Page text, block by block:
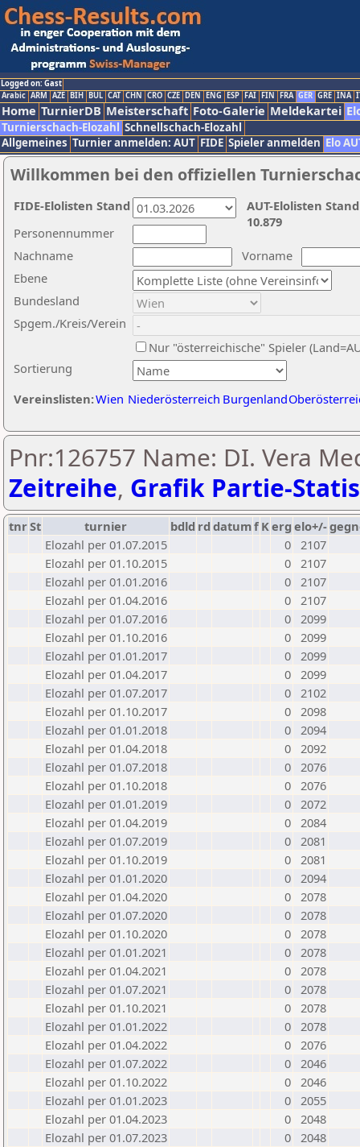
Logged on: Gast
Arabic ARM AZE BIH BUL CAT CHN CRO CZE DEN ENG ESP FAI FIN FRA GER GRE INA
Home TurnierDB Meisterschaft Foto-Galerie Meldekartei
Turnierschach-Elozahl Schnellschach-Elozahl
Allgemeines Turnier anmelden: AUT FIDE Spieler anmelden Elo
Willkommen bei den offiziellen
Nachname
Vorname
Ebene
Sortierung
Personennummer
Bundesland
Spgem./Kreis/Verein
Nur "österreichische" Spieler
Vereinslisten:Wien Niederösterreich Burgenland
AUT-Elolisten
10.879
FIDE-Elolisten Stand
Pnr:126757 Name: DI. Vera
Zeitreihe, Grafik Partie-
tnrSt turnier bdld rd datumf Kerg elo+/-
Elozahl per 01.07.2015
0 2107
Elozahl per 01.10.2015
0 2107
Elozahl per 01.01.2016
0 2107
Elozahl per 01.04.2016
0 2107
Elozahl per 01.07.2016
0 2099
Elozahl per 01.10.2016
0 2099
Elozahl per 01.01.2017
0 2099
Elozahl per 01.04.2017
0 2099
Elozahl per 01.07.2017
0 2102
Elozahl per 01.10.2017
0 2098
Elozahl per 01.01.2018
0 2094
Elozahl per 01.04.2018
0 2092
Elozahl per 01.07.2018
0 2076
Elozahl per 01.10.2018
0 2076
Elozahl per 01.01.2019
0 2072
Elozahl per 01.04.2019
0 2084
Elozahl per 01.07.2019
0 2081
Elozahl per 01.10.2019
0 2081
Elozahl per 01.01.2020
0 2094
Elozahl per 01.04.2020
0 2078
Elozahl per 01.07.2020
0 2078
Elozahl per 01.10.2020
0 2078
Elozahl per 01.01.2021
0 2078
Elozahl per 01.04.2021
0 2078
Elozahl per 01.07.2021
0 2078
Elozahl per 01.10.2021
0 2078
Elozahl per 01.01.2022
0 2078
Elozahl per 01.04.2022
0 2076
Elozahl per 01.07.2022
0 2046
Elozahl per 01.10.2022
0 2046
Elozahl per 01.01.2023
0 2055
Elozahl per 01.04.2023
0 2048
Elozahl per 01.07.2023
0 2048